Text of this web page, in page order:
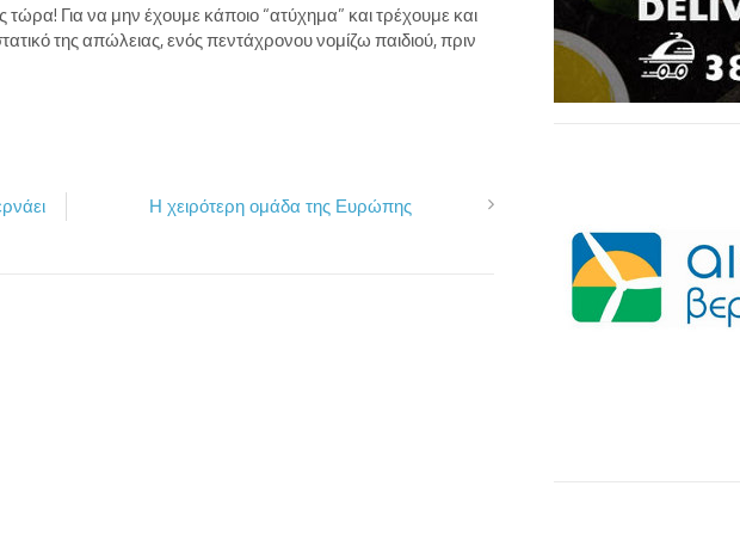
Για να μην έχουμε κάποιο “ατύχημα” και τρέχουμε και
της απώλειας, ενός πεντάχρονου νομίζω παιδιού, πριν
Η χειρότερη ομάδα της Ευρώπης